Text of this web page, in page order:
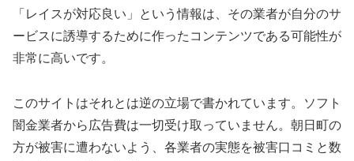
「レイスが対応良い」という情報は、その業者が自分のサ
ービスに誘導するために作ったコンテンツである可能性が
非常に高いです。
このサイトはそれとは逆の立場で書かれています。ソフト
闇金業者から広告費は一切受け取っていません。朝日町の
方が被害に遭わないよう、各業者の実態を被害口コミと数